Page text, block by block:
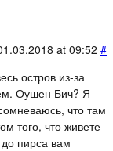
at 09:52 #
остров из-за
Оушен Бич? Я
что там
того, что живете
пирса вам